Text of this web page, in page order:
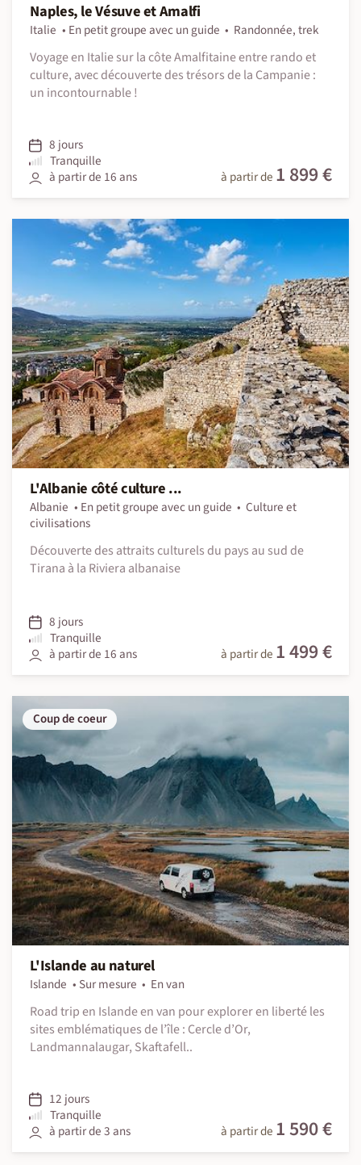
Naples, le Vésuve et Amalfi
Italie En petit groupe avec un guide
Randonnée, trek
Voyage en Italie sur la côte Amalfitaine entre rando et
culture, avec découverte des trésors de la Campanie :
un incontournable !
8 jours
Tranquille
à partir de 16 ans
à partir de 1 899 €
L'Albanie côté culture ...
Albanie En petit groupe avec un guide
Culture et
civilisations
Découverte des attraits culturels du pays au sud de
Tirana à la Riviera albanaise
8 jours
Tranquille
à partir de 16 ans
à partir de 1 499 €
Coup de coeur
L'Islande au naturel
Islande Sur mesure
En van
Road trip en Islande en van pour explorer en liberté les
sites emblématiques de l’île : Cercle d’Or,
Landmannalaugar, Skaftafell..
12 jours
Tranquille
à partir de 3 ans
à partir de 1 590 €